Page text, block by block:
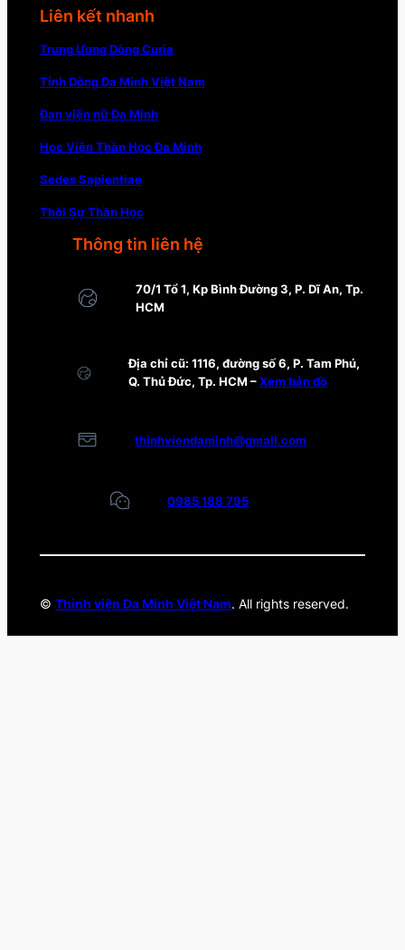
Liên kết nhanh
Trung Ương Dòng Curia
Tỉnh Dòng Đa Minh Việt Nam
Đan viện nữ Đa Minh
Học Viện Thần Học Đa Minh
Sedes Sapientiae
Thời Sự Thần Học
Thông tin liên hệ
70/1 Tổ 1, Kp Bình Đường 3, P. Dĩ An, Tp.
HCM
Địa chỉ cũ: 1116, đường số 6, P. Tam Phú,
Q. Thủ Đức, Tp. HCM –Xem bản đồ
thinhviendaminh@gmail.com
0985 188 795
© Thỉnh viện Đa Minh Việt Nam. All rights reserved.